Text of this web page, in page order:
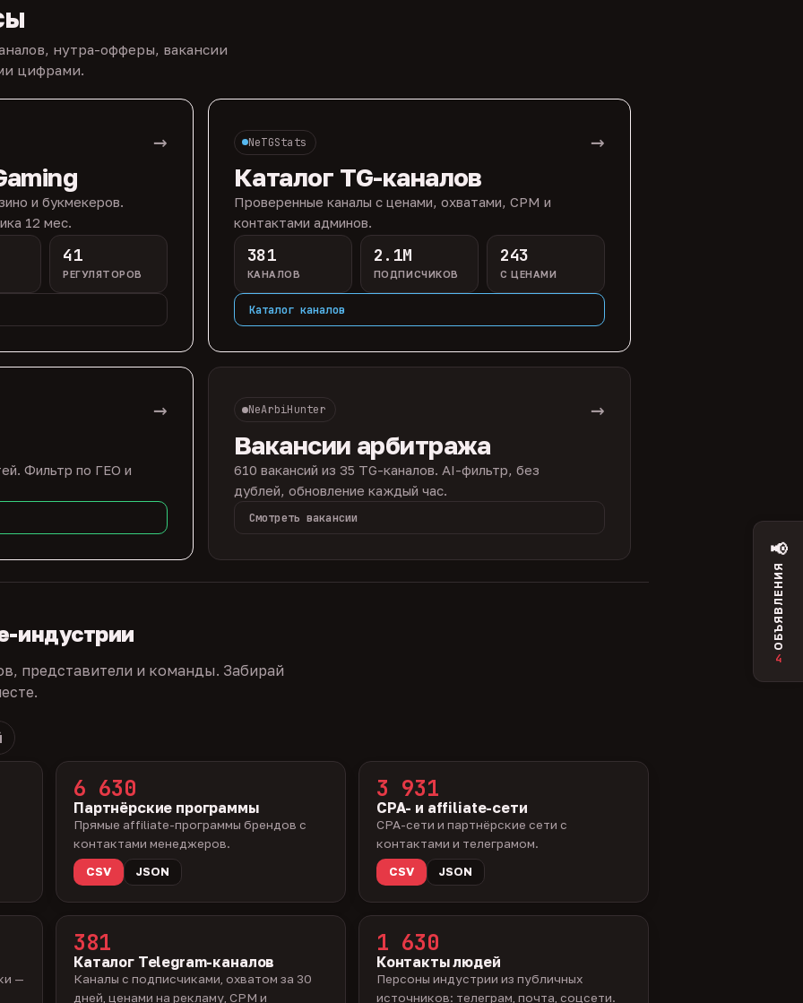
нутра-офферы, вакансии
цифрами.
→
и букмекеров.
12 мес.
41
РЕГУЛЯТОРОВ
NeTGStats →
Каталог TG-каналов
Проверенные каналы с ценами, охватами, CPM и
контактами админов.
381
КАНАЛОВ
2.1M
ПОДПИСЧИКОВ
243
С ЦЕНАМИ
Каталог каналов
→
Фильтр по ГЕО и
NeArbiHunter →
Вакансии арбитража
610 вакансий из 35 TG-каналов. AI-фильтр, без
дублей, обновление каждый час.
Смотреть вакансии
индустрии
представители и команды. Забирай
6 630
Партнёрские программы
Прямые affiliate-программы брендов с
контактами менеджеров.
CSV
JSON
3 931
CPA- и affiliate-сети
CPA-сети и партнёрские сети с
контактами и телеграмом.
CSV
JSON
—
381
Каталог Telegram-каналов
Каналы с подписчиками, охватом за 30
дней, ценами на рекламу, CPM и
1 630
Контакты людей
Персоны индустрии из публичных
источников: телеграм, почта, соцсети.
📢
ОБЪЯВЛЕНИЯ
4